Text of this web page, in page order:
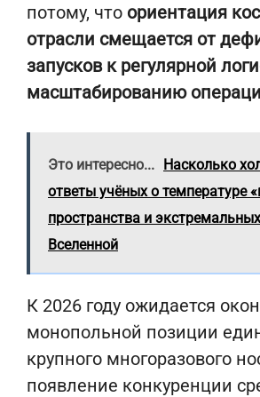
потому, что ориентация
отрасли смещается от
запусков к регулярной
масштабированию
Это интересно... Насколько
ответы учёных о температуре
пространства и
Вселенной
К 2026 году ожидается
монопольной позиции
крупного многоразового
появление конкуренции